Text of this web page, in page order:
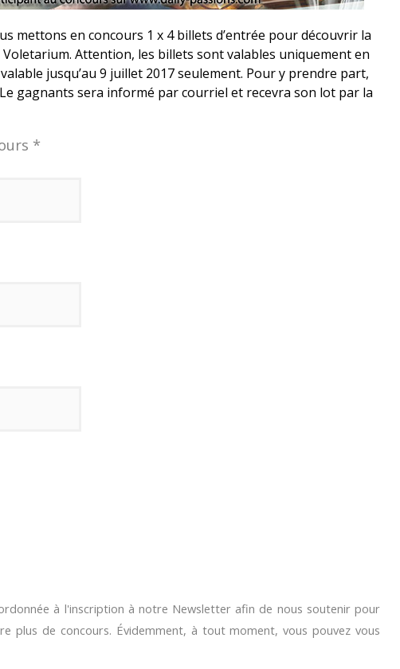
mettons en concours 1 x 4 billets d’entrée pour découvrir la
Attention, les billets sont valables uniquement en
jusqu’au 9 juillet 2017 seulement. Pour y prendre part,
gagnants sera informé par courriel et recevra son lot par la
*
à l'inscription à notre Newsletter afin de nous soutenir pour
plus de concours. Évidemment, à tout moment, vous pouvez vous